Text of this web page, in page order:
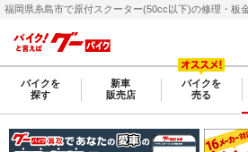
バイクを
探す
新車
販売店
バイクを
売る